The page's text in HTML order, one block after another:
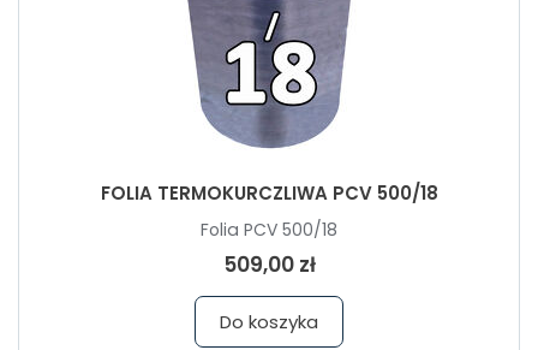
FOLIA TERMOKURCZLIWA PCV 500/18
Folia PCV 500/18
509,00 zł
Do koszyka